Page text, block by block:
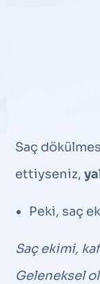
Saç
ettiyseniz,
Peki, saç
Saç ekimi,
Geleneksel